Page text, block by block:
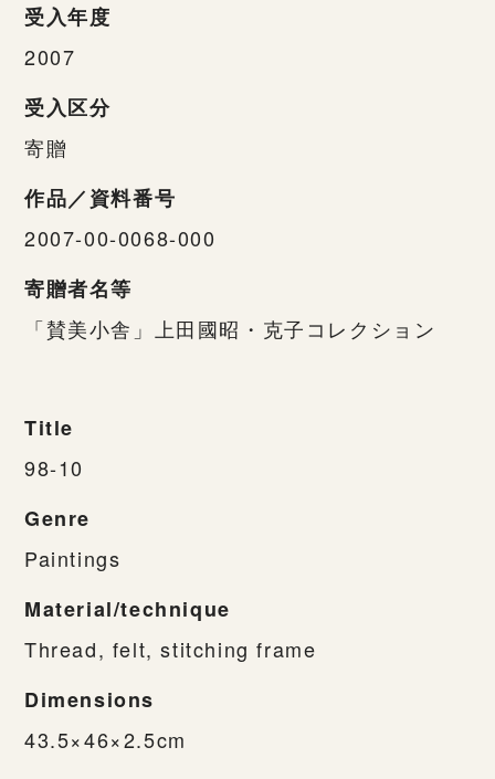
受入年度
2007
受入区分
寄贈
作品／資料番号
2007-00-0068-000
寄贈者名等
「賛美小舎」上田國昭・克子コレクション
Title
98-10
Genre
Paintings
Material/technique
Thread, felt, stitching frame
Dimensions
43.5×46×2.5cm